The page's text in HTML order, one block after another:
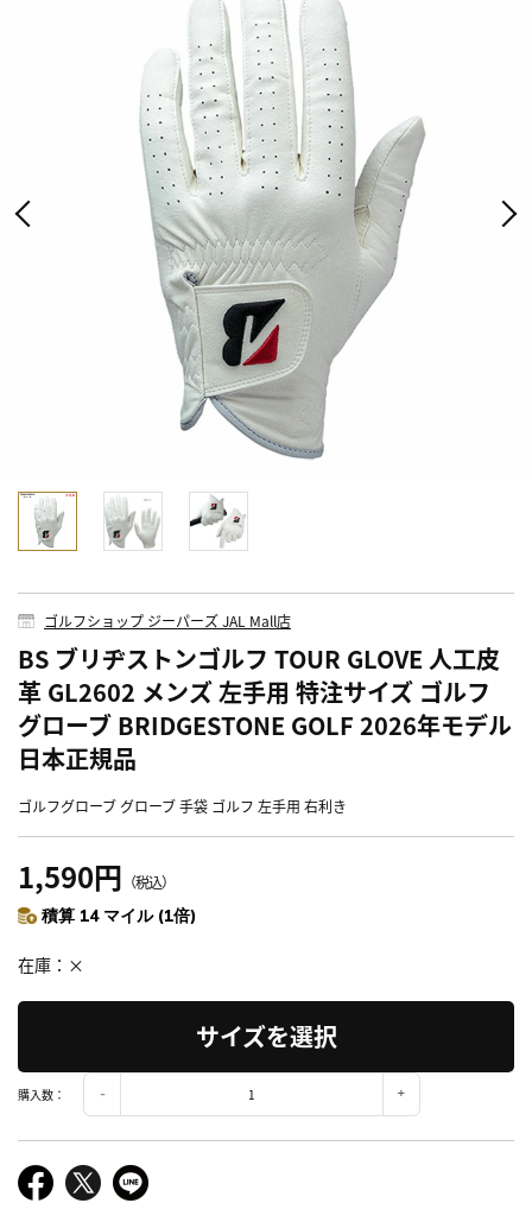
ゴルフショップ ジーパーズ JAL Mall店
BS ブリヂストンゴルフ TOUR GLOVE 人工皮
革 GL2602 メンズ 左手用 特注サイズ ゴルフ
グローブ BRIDGESTONE GOLF 2026年モデル
日本正規品
ゴルフグローブ グローブ 手袋 ゴルフ 左手用 右利き
1,590円 （税込）
積算 14 マイル (1倍)
在庫 ×
サイズを選択
購入数：